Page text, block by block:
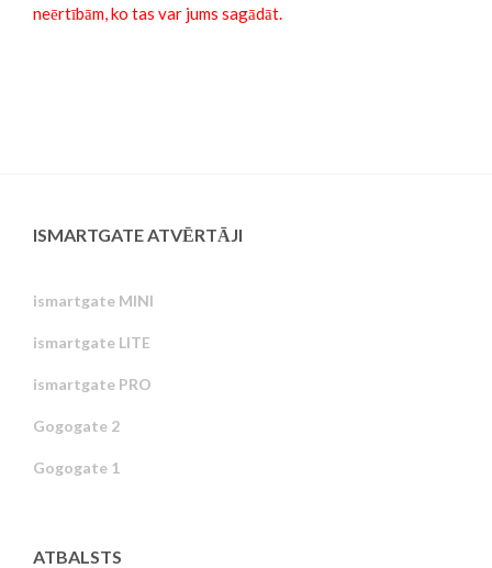
neērtībām, ko tas var jums sagādāt.
ISMARTGATE ATVĒRTĀJI
ismartgate MINI
ismartgate LITE
ismartgate PRO
Gogogate 2
Gogogate 1
ATBALSTS